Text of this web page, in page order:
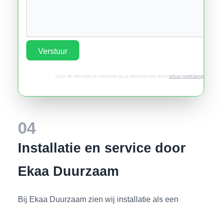
Verstuur
Door dit formulier te versturen ga je akkoord met onze privacyverklaring.
04
Installatie en service door
Ekaa Duurzaam
Bij Ekaa Duurzaam zien wij installatie als een